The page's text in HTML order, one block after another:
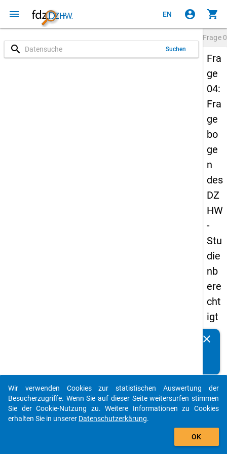
menu EN account_circle shopping_cart
search Suchen
Frage
Fra
ge
04:
Fra
ge
bo
ge
n
des
DZ
HW
-
Stu
die
nb
ere
cht
igt
en
s
20
15
clear
auto_stories
add_shopping_cart
Wir verwenden Cookies zur statistischen Auswertung der
Besucherzugriffe. Wenn Sie auf dieser Seite weitersurfen stimmen
Sie der Cookie-Nutzung zu. Weitere Informationen zu Cookies
erhalten Sie in unserer Datenschutzerkärung.
OK